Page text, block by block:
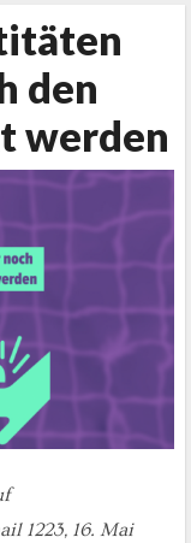
den
werden
1223, 16. Mai